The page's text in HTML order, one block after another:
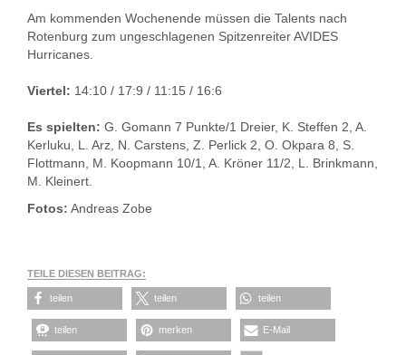
Am kommenden Wochenende müssen die Talents nach
Rotenburg zum ungeschlagenen Spitzenreiter AVIDES
Hurricanes.
Viertel: 14:10 / 17:9 / 11:15 / 16:6
Es spielten: G. Gomann 7 Punkte/1 Dreier, K. Steffen 2, A.
Kerluku, L. Arz, N. Carstens, Z. Perlick 2, O. Okpara 8, S.
Flottmann, M. Koopmann 10/1, A. Kröner 11/2, L. Brinkmann,
M. Kleinert.
Fotos: Andreas Zobe
TEILE DIESEN BEITRAG:
teilen teilen teilen
teilen merken E-Mail